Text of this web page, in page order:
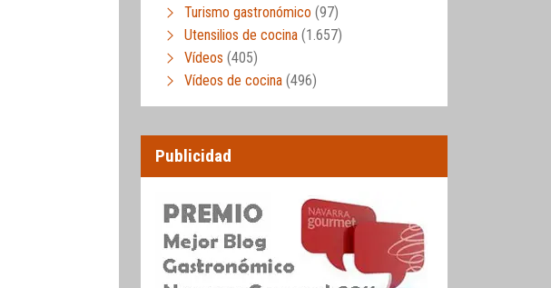
Turismo gastronómico (97)
Utensilios de cocina (1.657)
Vídeos (405)
Vídeos de cocina (496)
Publicidad